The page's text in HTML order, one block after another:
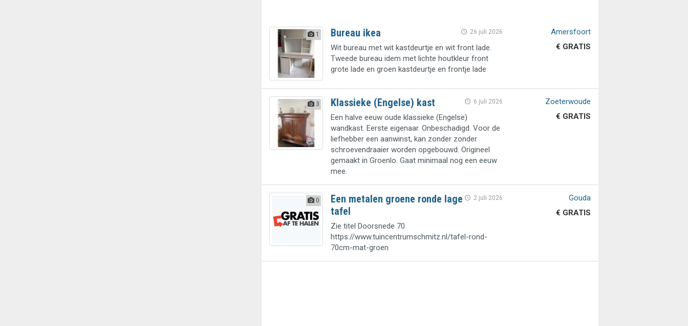
1 26 juli 2026
Bureau ikea
Wit bureau met wit kastdeurtje en wit front lade.
Tweede bureau idem met lichte houtkleur front
grote lade en groen kastdeurtje en frontje lade
Amersfoort
€ GRATIS
3 6 juli 2026
Klassieke (Engelse) kast
Een halve eeuw oude klassieke (Engelse)
wandkast. Eerste eigenaar. Onbeschadigd. Voor de
liefhebber een aanwinst, kan zonder zonder
schroevendraaier worden opgebouwd. Origineel
gemaakt in Groenlo. Gaat minimaal nog een eeuw
mee.
Zoeterwoude
€ GRATIS
0 2 juli 2026
Een metalen groene ronde lage
tafel
Zie titel Doorsnede 70
https://www.tuincentrumschmitz.nl/tafel-rond-
70cm-mat-groen
Gouda
€ GRATIS